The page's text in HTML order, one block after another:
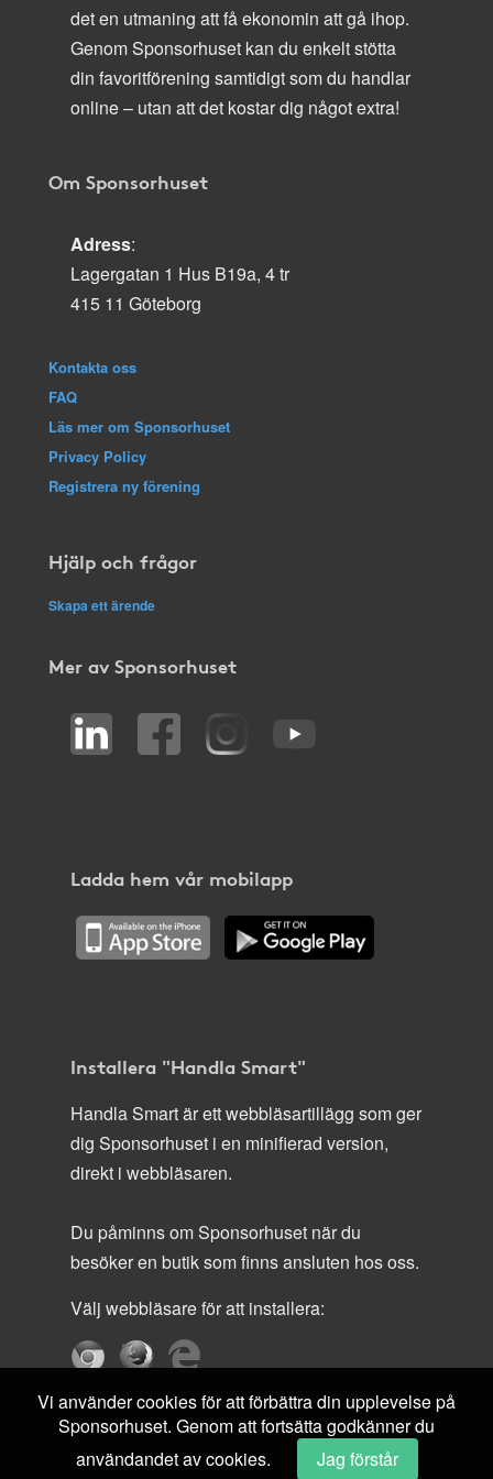
det en utmaning att få ekonomin att gå ihop.
Genom Sponsorhuset kan du enkelt stötta
din favoritförening samtidigt som du handlar
online – utan att det kostar dig något extra!
Om Sponsorhuset
Adress:
Lagergatan 1 Hus B19a, 4 tr
415 11 Göteborg
Kontakta oss
FAQ
Läs mer om Sponsorhuset
Privacy Policy
Registrera ny förening
Hjälp och frågor
Skapa ett ärende
Mer av Sponsorhuset
Ladda hem vår mobilapp
Installera "Handla Smart"
Handla Smart är ett webbläsartillägg som ger
dig Sponsorhuset i en minifierad version,
direkt i webbläsaren.
Du påminns om Sponsorhuset när du
besöker en butik som finns ansluten hos oss.
Välj webbläsare för att installera:
Vi använder cookies för att förbättra din upplevelse på
Sponsorhuset. Genom att fortsätta godkänner du
användandet av cookies.
Jag förstår